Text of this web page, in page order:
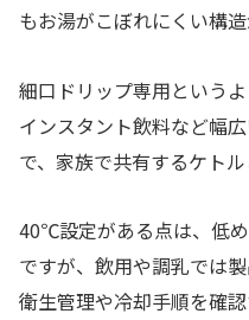
もお湯がこぼれにくい構造
細口ドリップ専用という
インスタント飲料など幅
で、家族で共有するケト
40℃設定がある点は、低
ですが、飲用や調乳では
衛生管理や冷却手順を確認